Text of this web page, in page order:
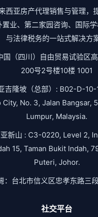
西亚房产代理销售与管理，
置业、第二家园咨询、国际
与法律税务的一站式解决方案
国（四川）自由贸易试验区
200号2号楼10楼 1001
吉隆坡（总部）: B02-D-
City, No. 3, Jalan Bangsar,
Lumpur, Malaysia.
新山 : C3-0220, Level 2,
15, Taman Bukit Indah,
Puteri, Johor.
：台北市信义区忠孝东路三
社交平台